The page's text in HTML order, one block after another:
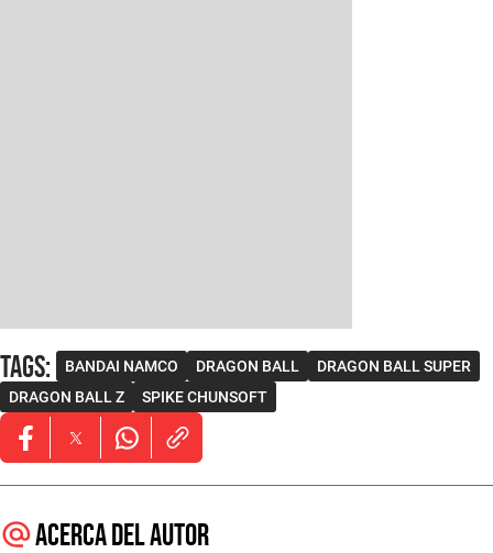
Tags: BANDAI NAMCO DRAGON BALL
DRAGON BALL SUPER
DRAGON BALL Z
SPIKE CHUNSOFT
Opens in new window
Opens in new window
Opens in new window
Acerca del autor